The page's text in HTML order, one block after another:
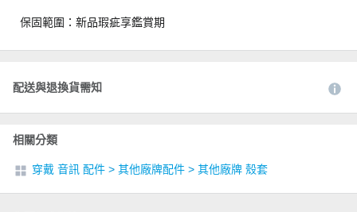
保固範圍：新品瑕疵享鑑賞期
配送與退換貨需知
相關分類
穿戴 音訊 配件 > 其他廠牌配件 > 其他廠牌 殼套